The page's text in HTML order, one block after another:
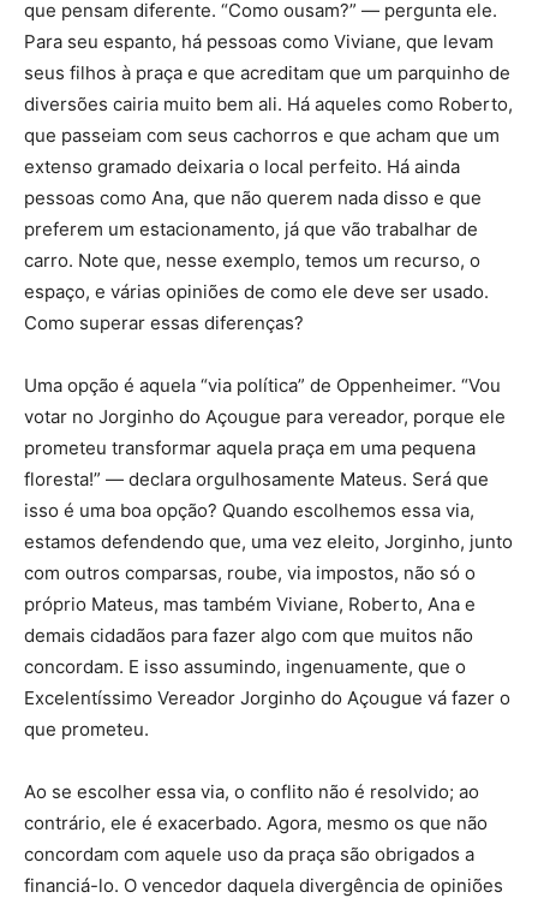
que pensam diferente. “Como ousam?” — pergunta ele.
Para seu espanto, há pessoas como Viviane, que levam
seus filhos à praça e que acreditam que um parquinho de
diversões cairia muito bem ali. Há aqueles como Roberto,
que passeiam com seus cachorros e que acham que um
extenso gramado deixaria o local perfeito. Há ainda
pessoas como Ana, que não querem nada disso e que
preferem um estacionamento, já que vão trabalhar de
carro. Note que, nesse exemplo, temos um recurso, o
espaço, e várias opiniões de como ele deve ser usado.
Como superar essas diferenças?
Uma opção é aquela “via política” de Oppenheimer. “Vou
votar no Jorginho do Açougue para vereador, porque ele
prometeu transformar aquela praça em uma pequena
floresta!” — declara orgulhosamente Mateus. Será que
isso é uma boa opção? Quando escolhemos essa via,
estamos defendendo que, uma vez eleito, Jorginho, junto
com outros comparsas, roube, via impostos, não só o
próprio Mateus, mas também Viviane, Roberto, Ana e
demais cidadãos para fazer algo com que muitos não
concordam. E isso assumindo, ingenuamente, que o
Excelentíssimo Vereador Jorginho do Açougue vá fazer o
que prometeu.
Ao se escolher essa via, o conflito não é resolvido; ao
contrário, ele é exacerbado. Agora, mesmo os que não
concordam com aquele uso da praça são obrigados a
financiá-lo. O vencedor daquela divergência de opiniões